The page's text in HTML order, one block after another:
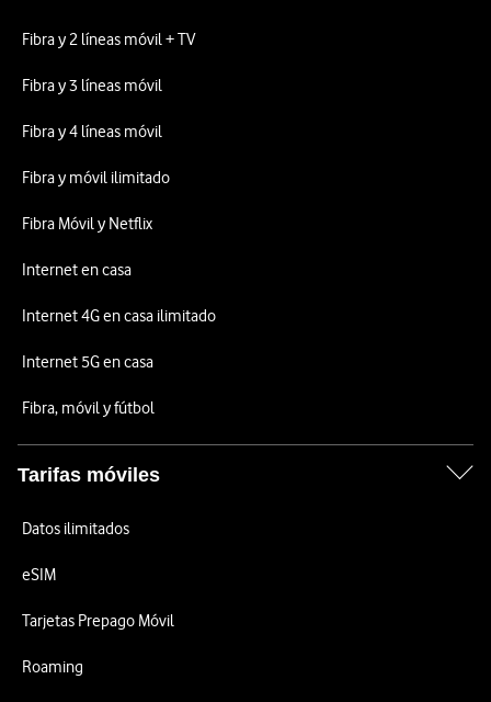
Fibra y 2 líneas móvil + TV
Fibra y 3 líneas móvil
Fibra y 4 líneas móvil
Fibra y móvil ilimitado
Fibra Móvil y Netflix
Internet en casa
Internet 4G en casa ilimitado
Internet 5G en casa
Fibra, móvil y fútbol
Tarifas móviles
Datos ilimitados
eSIM
Tarjetas Prepago Móvil
Roaming